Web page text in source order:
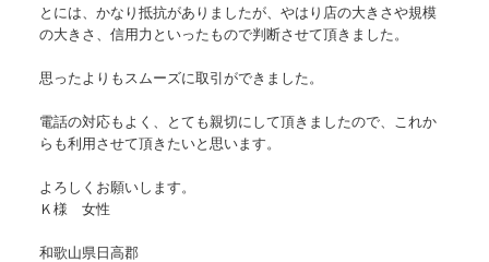
とには、かなり抵抗がありましたが、やはり店の大きさや規模
の大きさ、信用力といったもので判断させて頂きました。
思ったよりもスムーズに取引ができました。
電話の対応もよく、とても親切にして頂きましたので、これか
らも利用させて頂きたいと思います。
よろしくお願いします。
Ｋ様 女性
和歌山県日高郡